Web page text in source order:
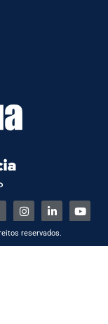
reservados.